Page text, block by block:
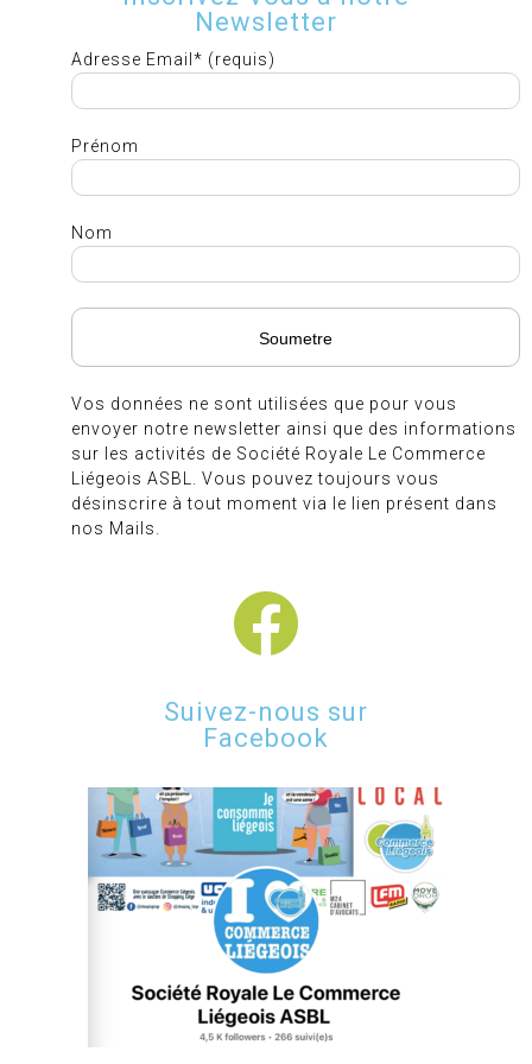
Newsletter
Adresse Email* (requis)
Prénom
Nom
Vos données ne sont utilisées que pour vous
envoyer notre newsletter ainsi que des informations
sur les activités de Société Royale Le Commerce
Liégeois ASBL. Vous pouvez toujours vous
désinscrire à tout moment via le lien présent dans
nos Mails.
Suivez-nous sur
Facebook